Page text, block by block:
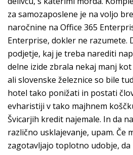
za samozaposlene je na voljo
naročnine na Office 365
Enterprise, dokler ne razumete.
podjetje, kaj je treba narediti
delne izide zbrala nekaj manj
ali slovenske železnice so bile
hotel tako ponižati in postati
evharistiji v tako majhnem
Švicarjih kredit najemale. In da
različno usklajevanje, upam. Če
zagotavljajo toplotno udobje,